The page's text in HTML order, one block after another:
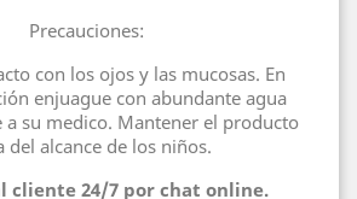
Precauciones:
con los ojos y las mucosas. En
enjuague con abundante agua
a su medico. Mantener el producto
del alcance de los niños.
cliente 24/7 por chat online.